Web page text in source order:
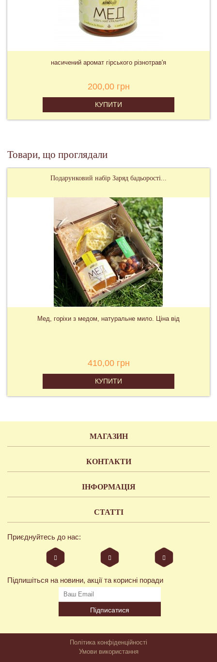
насичений аромат гірського різнотрав'я
200,00 грн
КУПИТИ
Товари, що проглядали
Подарунковий набір Заряд бадьорості...
Мед, горіхи з медом, натуральне мило. Ціна від
410,00 грн
КУПИТИ
МАГАЗИН
КОНТАКТИ
ІНФОРМАЦІЯ
СТАТТІ
Приєднуйтесь до нас:
Підпишіться на новини, акції та корисні поради
Підписатися
Політика конфіденційності
Умови використання